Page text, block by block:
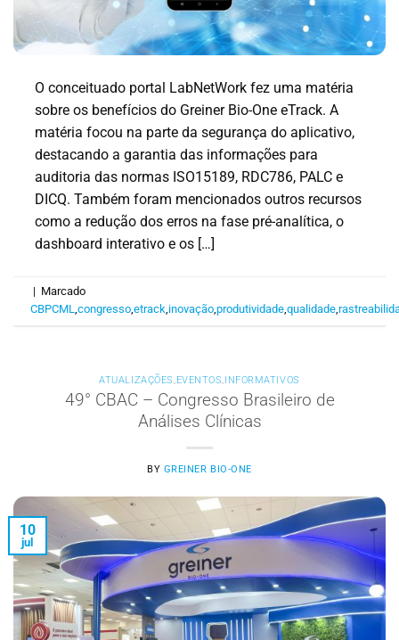
O conceituado portal LabNetWork fez uma matéria
sobre os benefícios do Greiner Bio-One eTrack. A
matéria focou na parte da segurança do aplicativo,
destacando a garantia das informações para
auditoria das normas ISO15189, RDC786, PALC e
DICQ. Também foram mencionados outros recursos
como a redução dos erros na fase pré-analítica, o
dashboard interativo e os […]
| Marcado
CBPCML,congresso,etrack,inovação,produtividade,qualidade,
ATUALIZAÇÕES,EVENTOS,INFORMATIVOS
49° CBAC – Congresso Brasileiro de
Análises Clínicas
BY GREINER BIO-ONE
10
jul